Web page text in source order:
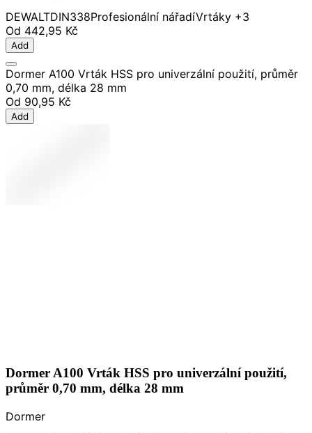
DEWALTDIN338Profesionální nářadíVrtáky +3
Od 442,95 Kč
Add
Dormer A100 Vrták HSS pro univerzální použití, průměr
0,70 mm, délka 28 mm
Od 90,95 Kč
Add
Dormer A100 Vrták HSS pro univerzální použití,
průměr 0,70 mm, délka 28 mm
Dormer